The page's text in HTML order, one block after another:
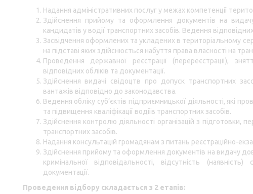
Надання адміністративних послуг у межах компетенції
Здійснення прийому та оформлення документів на
кандидатів у водії транспортних засобів. Ведення
Засвідчення оформлених та укладених в територіальному
на підставі яких здійснюється набуття права власності на
Проведення державної реєстрації (перереєстрації),
відповідних обліків та документації.
Здійснення видачі свідоцтв про допуск транспортних
вантажів відповідно до законодавства.
Ведення обліку суб’єктів підприємницької діяльності, які
та підвищення кваліфікації водіїв транспортних засобів.
Здійснення контролю діяльності організацій з підготовки,
транспортних засобів.
Надання консультацій громадянам з питань реєстраційно-
Здійснення прийому та оформлення документів на видачу
кримінальної відповідальності, відсутність
документації.
Проведення відбору складається з 2 етапів: